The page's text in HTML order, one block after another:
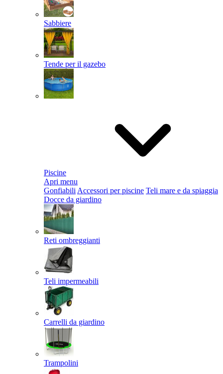
Sabbiere
Tende per il gazebo
Piscine
Apri menu
Gonfiabili Accessori per piscine Teli mare e da spiaggia
Docce da giardino
Reti ombreggianti
Teli impermeabili
Carrelli da giardino
Trampolini